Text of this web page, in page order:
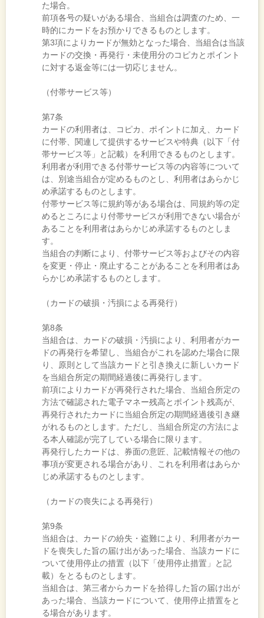
た場合。
前項各号の疑いがある場合、当組合は調査のため、一
時的にカードをお預かりできるものとします。
第3項によりカードが無効となった場合、当組合は当該
カードの交換・再発行・未使用分のコピカとポイント
に対する返金等には一切応じません。
（付帯サービス等）
第7条
カードの利用者は、コピカ、ポイントに加え、カード
に付帯、関連して提供するサービスや特典（以下「付
帯サービス等」と記載）を利用できるものとします。
利用者が利用できる付帯サービス等の内容等について
は、別途当組合が定めるものとし、利用者はあらかじ
め承諾するものとします。
付帯サービス等に規約等がある場合は、同規約等の定
めるところにより付帯サービスが利用できない場合が
あることを利用者はあらかじめ承諾するものとしま
す。
当組合の判断により、付帯サービス等およびその内容
を変更・停止・廃止することがあることを利用者はあ
らかじめ承諾するものとします。
（カードの破損・汚損による再発行）
第8条
当組合は、カードの破損・汚損により、利用者がカー
ドの再発行を希望し、当組合がこれを認めた場合に限
り、原則として当該カードと引き換えに新しいカード
を当組合所定の期間経過後に再発行します。
前項によりカードが再発行された場合、当組合所定の
方法で確認された電子マネー残高とポイント残高が、
再発行されたカードに当組合所定の期間経過後引き継
がれるものとします。ただし、当組合所定の方法によ
る本人確認が完了している場合に限ります。
再発行したカードは、券面の意匠、記載情報その他の
事項が変更される場合があり、これを利用者はあらか
じめ承諾するものとします。
（カードの喪失による再発行）
第9条
当組合は、カードの紛失・盗難により、利用者がカー
ドを喪失した旨の届け出があった場合、当該カードに
ついて使用停止の措置（以下「使用停止措置」と記
載）をとるものとします。
当組合は、第三者からカードを拾得した旨の届け出が
あった場合、当該カードについて、使用停止措置をと
る場合があります。